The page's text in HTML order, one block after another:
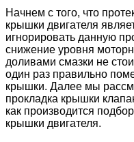
Начнем с того, что
крышки двигателя
игнорировать данную
снижение уровня
доливами смазки не
один раз правильно
крышки. Далее мы
прокладка крышки
как производится
крышки двигателя.